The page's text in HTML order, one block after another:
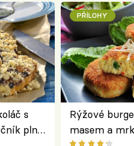
s
plný
PŘÍLOHY
Rýžové
masem a